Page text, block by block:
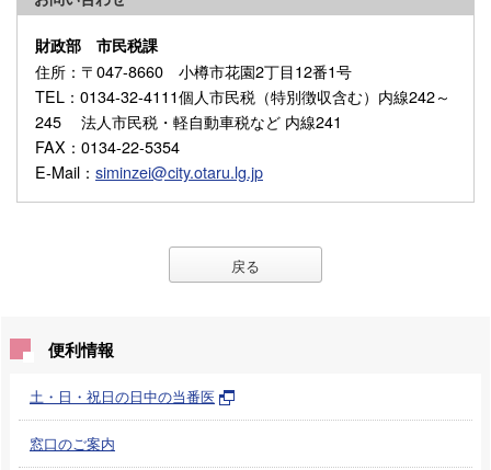
財政部 市民税課
住所 ：〒047-8660 小樽市花園2丁目12番1号
TEL ：0134-32-4111個人市民税（特別徴収含む）内線242～
245 法人市民税・軽自動車税など 内線241
FAX ：0134-22-5354
E-Mail ： siminzei@city.otaru.lg.jp
戻る
便利情報
土・日・祝日の日中の当番医
窓口のご案内